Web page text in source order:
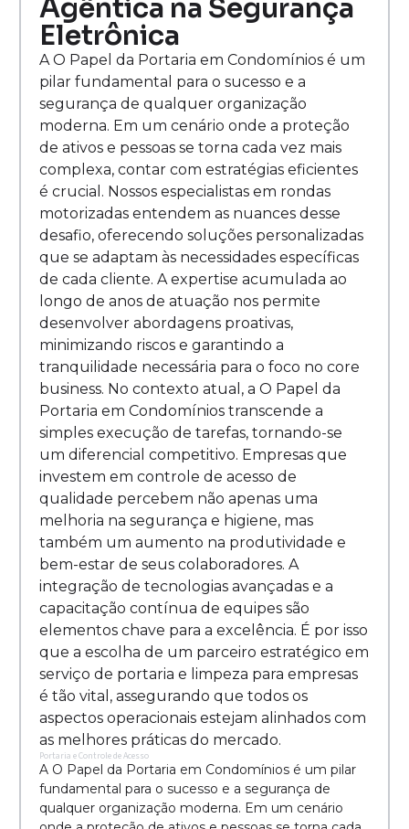
Agêntica na Segurança
Eletrônica
A O Papel da Portaria em Condomínios é um
pilar fundamental para o sucesso e a
segurança de qualquer organização
moderna. Em um cenário onde a proteção
de ativos e pessoas se torna cada vez mais
complexa, contar com estratégias eficientes
é crucial. Nossos especialistas em rondas
motorizadas entendem as nuances desse
desafio, oferecendo soluções personalizadas
que se adaptam às necessidades específicas
de cada cliente. A expertise acumulada ao
longo de anos de atuação nos permite
desenvolver abordagens proativas,
minimizando riscos e garantindo a
tranquilidade necessária para o foco no core
business. No contexto atual, a O Papel da
Portaria em Condomínios transcende a
simples execução de tarefas, tornando-se
um diferencial competitivo. Empresas que
investem em controle de acesso de
qualidade percebem não apenas uma
melhoria na segurança e higiene, mas
também um aumento na produtividade e
bem-estar de seus colaboradores. A
integração de tecnologias avançadas e a
capacitação contínua de equipes são
elementos chave para a excelência. É por isso
que a escolha de um parceiro estratégico em
serviço de portaria e limpeza para empresas
é tão vital, assegurando que todos os
aspectos operacionais estejam alinhados com
as melhores práticas do mercado.
Portaria e Controle de Acesso
A O Papel da Portaria em Condomínios é um pilar
fundamental para o sucesso e a segurança de
qualquer organização moderna. Em um cenário